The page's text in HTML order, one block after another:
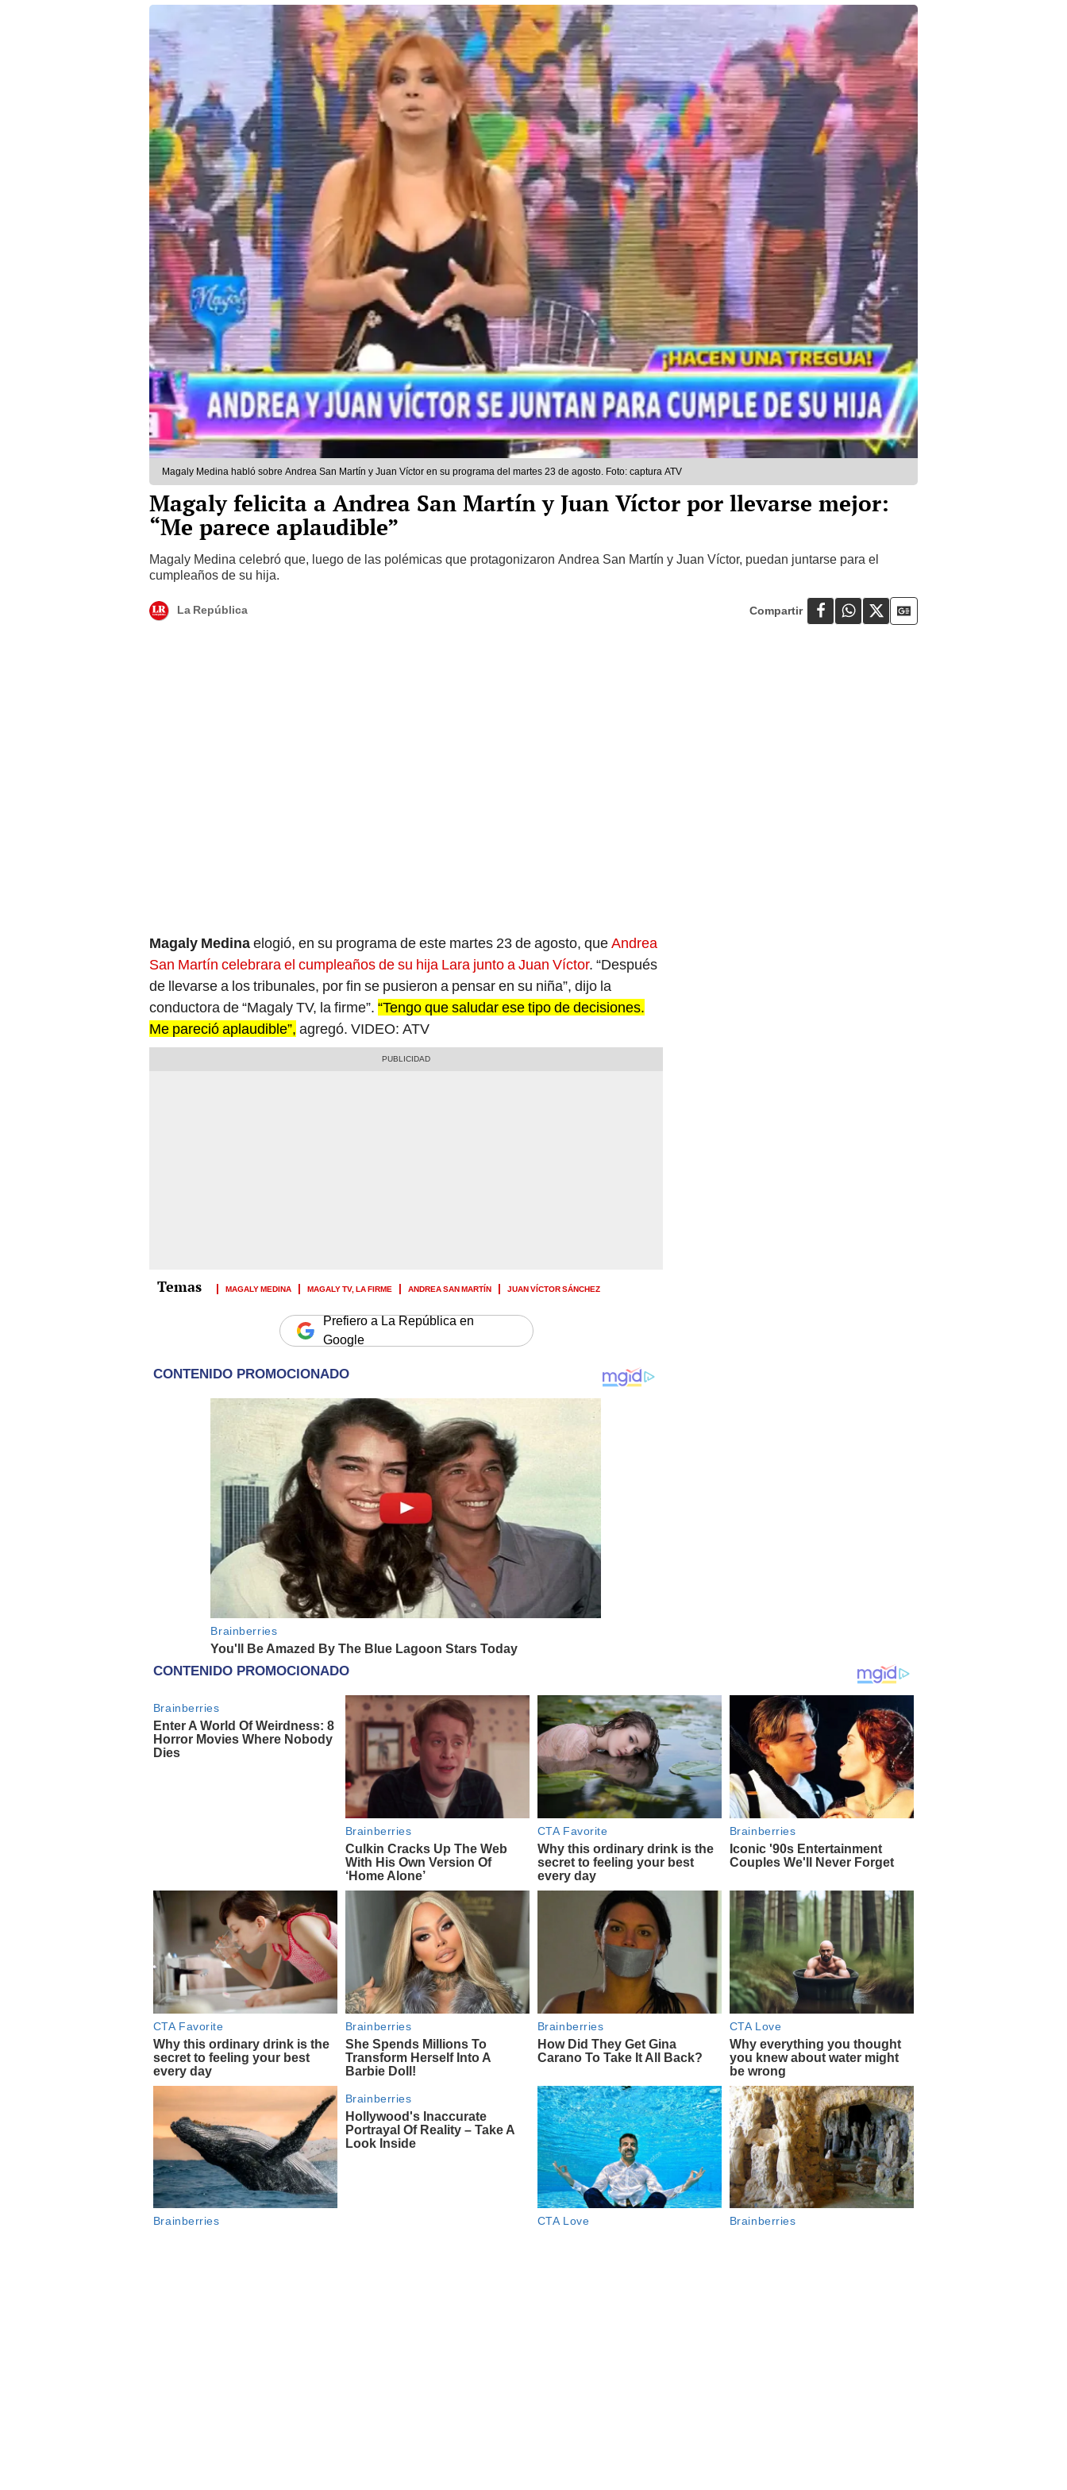
Magaly Medina habló sobre Andrea San Martín y Juan Víctor en su programa del martes 23 de agosto. Foto: captura ATV
Magaly felicita a Andrea San Martín y Juan Víctor por llevarse mejor:
“Me parece aplaudible”
Magaly Medina celebró que, luego de las polémicas que protagonizaron Andrea San Martín y Juan Víctor, puedan juntarse para el
cumpleaños de su hija.
La República
Magaly Medinaelogió, en su programa de este martes 23 de agosto, queAndrea
San Martín celebrara el cumpleaños de su hija Lara junto a Juan Víctor. “Después
de llevarse a los tribunales, por fin se pusieron a pensar en su niña”, dijo la
conductora de “Magaly TV, la firme”. “Tengo que saludar ese tipo de decisiones.
Me pareció aplaudible”, agregó. VIDEO: ATV
MAGALY MEDINA MAGALY TV, LA FIRME ANDREA SAN MARTÍN JUAN VÍCTOR SÁNCHEZ
Prefiero a La República en
Google